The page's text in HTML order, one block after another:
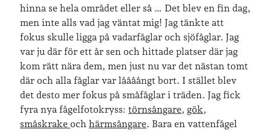
hinna se hela området eller så … Det blev en fin dag,
men inte alls vad jag väntat mig! Jag tänkte att
fokus skulle ligga på vadarfåglar och sjöfåglar. Jag
var ju där för ett år sen och hittade platser där jag
kom rätt nära dem, men just nu var det nästan tomt
där och alla fåglar var låååångt bort. I stället blev
det desto mer fokus på småfåglar i träden. Jag fick
fyra nya fågelfotokryss:törnsångare,gök,
småskrakeochhärmsångare. Bara en vattenfågel